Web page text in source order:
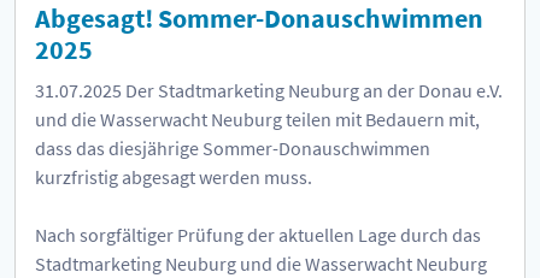
Abgesagt! Sommer-Donauschwimmen
2025
31.07.2025 Der Stadtmarketing Neuburg an der Donau e.V.
und die Wasserwacht Neuburg teilen mit Bedauern mit,
dass das diesjährige Sommer-Donauschwimmen
kurzfristig abgesagt werden muss.
Nach sorgfältiger Prüfung der aktuellen Lage durch das
Stadtmarketing Neuburg und die Wasserwacht Neuburg